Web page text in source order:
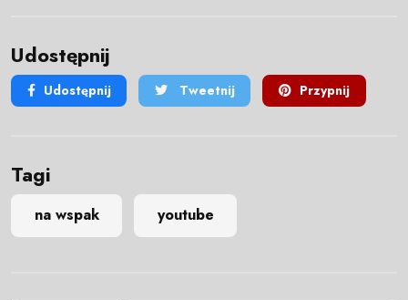
Udostępnij
Udostępnij Tweetnij Przypnij
Tagi
na wspak youtube